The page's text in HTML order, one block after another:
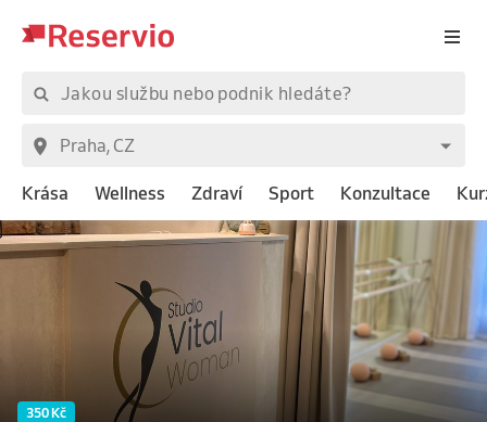
Krása Wellness Zdraví Sport Konzultace
350 Kč